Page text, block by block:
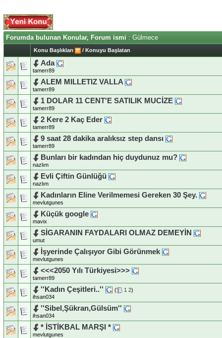
Forumda bulunan Konular, Forum ismi : Gülmece
Konu Başlıkları / Konuyu Başlatan
Ada
tamerr89
ALEM MILLETIZ VALLA
tamerr89
1 DOLAR 11 CENT'E SATILIK MUCİZE
tamerr89
2 Kere 2 Kaç Eder
tamerr89
9 saat 28 dakika aralıksız step dansı
tamerr89
Bunları bir kadından hiç duydunuz mu?
nazlım
Evli Çiftin Günlüğü
nazlım
Kadınların Eline Verilmemesi Gereken 30 Şey.
mevlutgunes
Küçük google
mavix
SİGARANIN FAYDALARI OLMAZ DEMEYİN
umut
İşyerinde Çalışıyor Gibi Görünmek
mevlutgunes
<<<2050 Yılı Türkiyesi>>>
tamerr89
''Kadın Çeşitleri..'' ( 1 2)
ihsan034
''Sibel,Şükran,Gülsüm''
ihsan034
* İSTİKBAL MARŞI *
mevlutgunes